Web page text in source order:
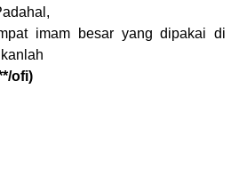
imam besar yang dipakai di
ofi)